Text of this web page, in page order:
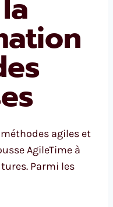
agiles et
AgileTime à
Parmi les